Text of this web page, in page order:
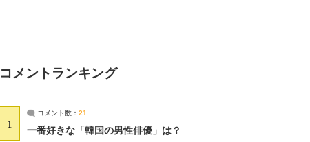
コメントランキング
1
コメント数： 21
一番好きな「韓国の男性俳優」は？